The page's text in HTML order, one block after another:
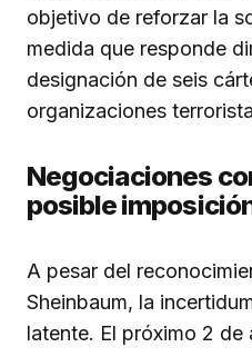
objetivo de reforzar la
medida que responde
designación de seis
organizaciones
Negociaciones
posible
A pesar del
Sheinbaum, la
latente. El próximo 2 de